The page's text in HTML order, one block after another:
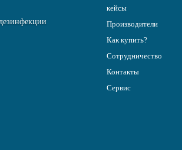
кейсы
Производители
Как купить?
Сотрудничество
Контакты
Сервис